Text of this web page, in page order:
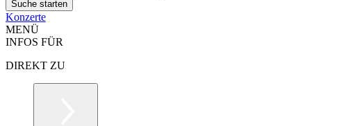
Konzerte
MENÜ
INFOS FÜR
DIREKT ZU